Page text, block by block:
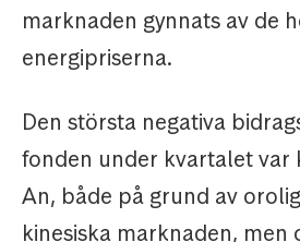
marknaden gynnats av de
energipriserna.
Den största negativa
fonden under kvartalet var
An, både på grund av
kinesiska marknaden, men